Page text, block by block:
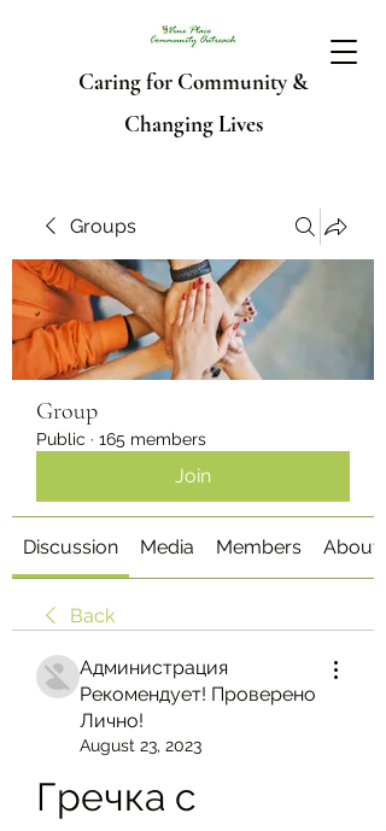
Caring for Community &
Changing Lives
Groups
Group
Public · 165 members
Join
Discussion Media Members About
Back
Администрация
Рекомендует! Проверено
Лично!
August 23, 2023
Гречка с